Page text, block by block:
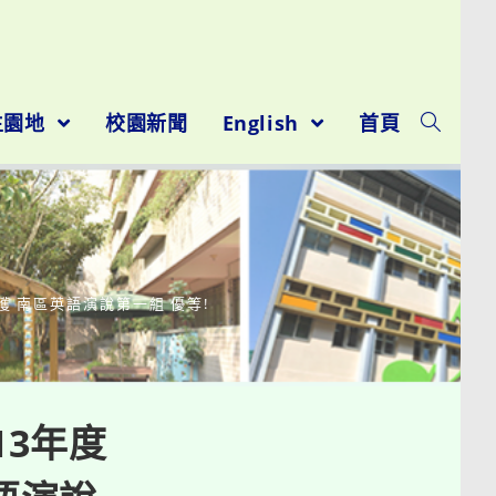
地 校園新聞 English 首頁
南區英語演說第一組 優等!
年度